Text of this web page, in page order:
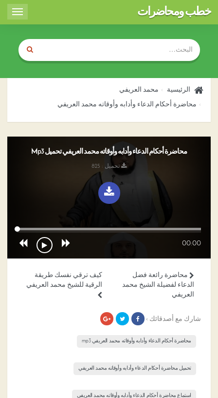
Toggle
خطب ومحاضرات
الرئيسية محمد العريفي
محاضرة أحكام الدعاء وأدابه وأوقاته محمد العريفي
محاضرة أحكام الدعاء وأدابه وأوقاته محمد العريفي تحميل Mp3
تحميل : 825
00:00
كيف ترقي نفسك طريقة
الرقية للشيخ محمد العريفي
محاضرة رائعة فضل
الدعاء لفضيلة الشيخ محمد
العريفي
شارك مع أصدقائك ›
محاضرة أحكام الدعاء وأدابه وأوقاته محمد العريفي mp3
تحميل محاضرة أحكام الدعاء وأدابه وأوقاته محمد العريفي
استماع محاضرة أحكام الدعاء وأدابه وأوقاته محمد العريفي